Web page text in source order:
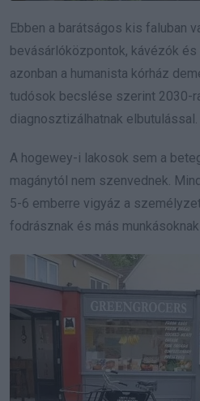
Ebben a barátságos kis faluban
bevásárlóközpontok, kávézók
azonban a humanista kórház
tudósok becslése szerint 2030-
diagnosztizálhatnak elbutulással.
A hogewey-i lakosok sem a
magánytól nem szenvednek.
5-6 emberre vigyáz a
fodrásznak és más